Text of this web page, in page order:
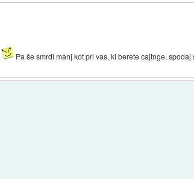
Pa še smrdi manj kot pri vas, ki berete cajtnge,